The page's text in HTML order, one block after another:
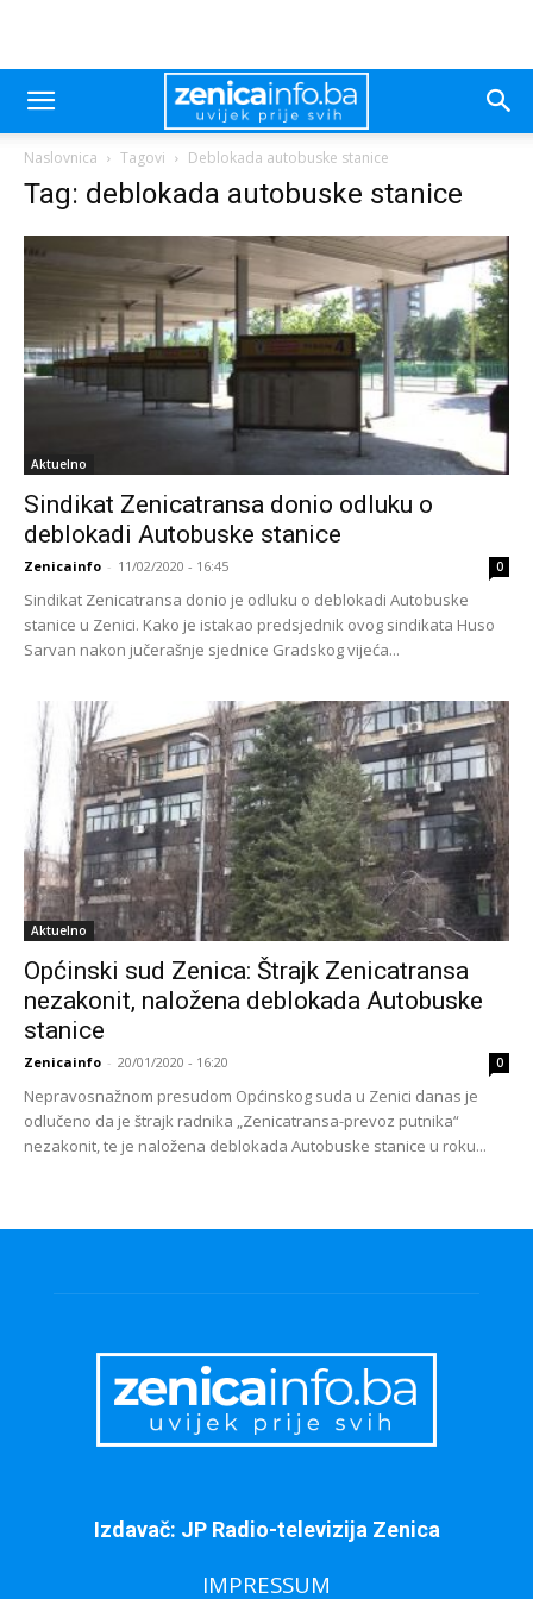
Naslovnica Tagovi Deblokada autobuske stanice
Tag: deblokada autobuske stanice
Aktuelno
Sindikat Zenicatransa donio odluku o
deblokadi Autobuske stanice
Zenicainfo - 11/02/2020 - 16:45 0
Sindikat Zenicatransa donio je odluku o deblokadi Autobuske
stanice u Zenici. Kako je istakao predsjednik ovog sindikata Huso
Sarvan nakon jučerašnje sjednice Gradskog vijeća...
Aktuelno
Općinski sud Zenica: Štrajk Zenicatransa
nezakonit, naložena deblokada Autobuske
stanice
Zenicainfo - 20/01/2020 - 16:20 0
Nepravosnažnom presudom Općinskog suda u Zenici danas je
odlučeno da je štrajk radnika „Zenicatransa-prevoz putnika“
nezakonit, te je naložena deblokada Autobuske stanice u roku...
Izdavač: JP Radio-televizija Zenica
IMPRESSUM